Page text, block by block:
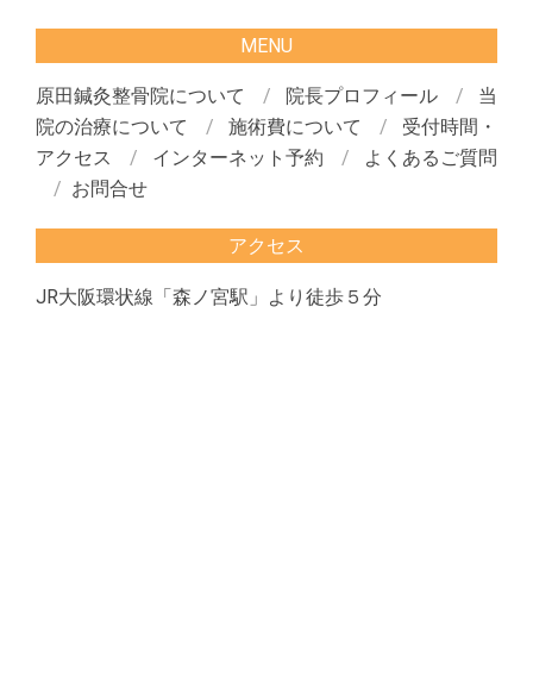
MENU
原田鍼灸整骨院について 院長プロフィール
当
院の治療について
施術費について
受付時間・
アクセス
インターネット予約
よくあるご質問
お問合せ
アクセス
JR大阪環状線「森ノ宮駅」より徒歩５分